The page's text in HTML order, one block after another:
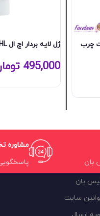
چرب
ژل لایه بردار اچ ال HL حجم 30 میلی گرم
495,000
مشاوره
بان
بان
سایت